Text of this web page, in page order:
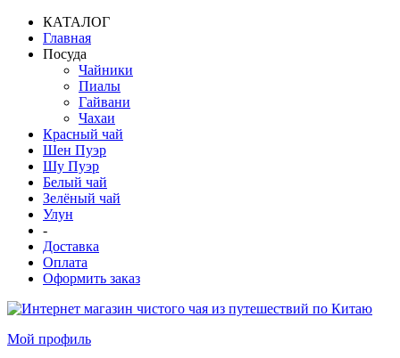
КАТАЛОГ
Главная
Посуда
Чайники
Пиалы
Гайвани
Чахаи
Красный чай
Шен Пуэр
Шу Пуэр
Белый чай
Зелёный чай
Улун
-
Доставка
Оплата
Оформить заказ
Мой профиль